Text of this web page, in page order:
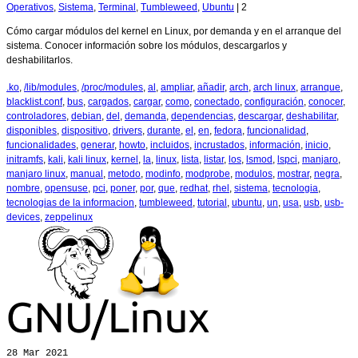
Operativos, Sistema, Terminal , Tumbleweed , Ubuntu 2
Cómo cargar módulos del kernel en Linux, por demanda y en el arranque del
sistema. Conocer información sobre los módulos, descargarlos y
deshabilitarlos.
.ko, /lib/modules, /proc/modules, al , ampliar, añadir, arch, arch linux, arranque,
blacklist.conf, bus, cargados, cargar, como, conectado, configuración, conocer,
controladores, debian, del , demanda, dependencias, descargar, deshabilitar,
disponibles, dispositivo, drivers, durante, el , en, fedora, funcionalidad ,
funcionalidades, generar, howto, incluidos, incrustados, información, inicio,
initramfs, kali, kali linux, kernel , la, linux, lista, listar, los, lsmod , lspci, manjaro,
manjaro linux, manual , metodo, modinfo, modprobe, modulos, mostrar, negra,
nombre, opensuse, pci, poner, por, que, redhat, rhel , sistema, tecnologia,
tecnologias de la informacion, tumbleweed , tutorial , ubuntu, un, usa, usb, usb-
devices, zeppelinux
28 Mar 2021